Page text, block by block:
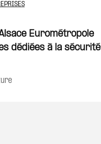
Eurométropole
dédiées à la sécurité